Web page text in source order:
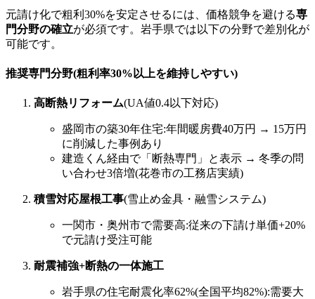
元請け化で粗利30%を安定させるには、価格競争を避ける専
門分野の確立が必須です。岩手県では以下の分野で差別化が
可能です。
推奨専門分野(粗利率30%以上を維持しやすい)
高断熱リフォーム(UA値0.4以下対応)
盛岡市の築30年住宅:年間暖房費40万円 → 15万円
に削減した事例あり
建造くん経由で「断熱専門」と表示 → 冬季の問
い合わせ3倍増(花巻市の工務店実績)
積雪対応屋根工事(雪止め金具・融雪システム)
一関市・奥州市で需要高:従来の下請け単価+20%
で元請け受注可能
耐震補強+断熱の一体施工
岩手県の住宅耐震化率62%(全国平均82%):需要大